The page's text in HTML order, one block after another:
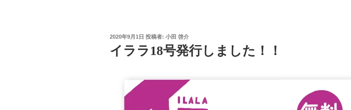
投
日:
2020年9月1日 投稿者: 小田 啓介
イララ18号発行しました！！